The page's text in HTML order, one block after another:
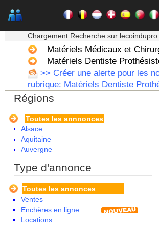
Chargement Recherche sur
Matériels Médicaux et
Matériels Dentiste
>> Créer une alerte pour les
rubrique: Matériels Dentiste
Régions
Toutes les annnonces
Alsace
Aquitaine
Auvergne
Bourgogne
Centre
Champagne Ardenne
Corse
Franche Comte - Suisse
Type d'annonce
Toutes les annonces
Ventes
Enchères en ligne
Locations